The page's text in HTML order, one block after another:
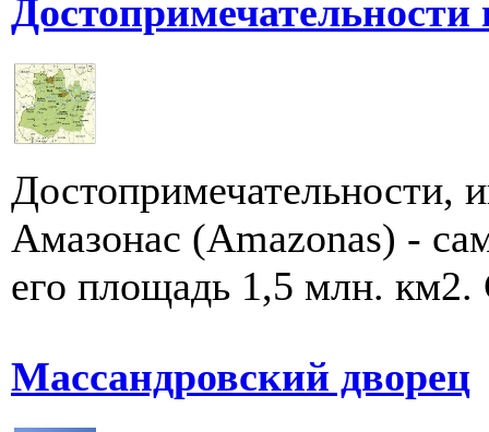
Достопримечательности,
Амазонас (Amazonas) -
его площадь 1,5 млн.
Массандровский дворец